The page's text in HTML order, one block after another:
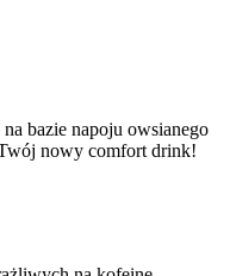
bazie napoju owsianego
nowy comfort drink!